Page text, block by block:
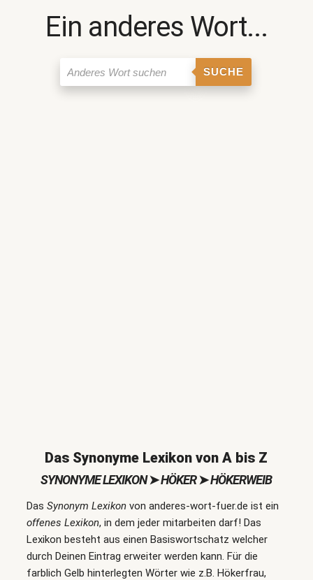
Ein anderes Wort...
SUCHE
Das Synonyme Lexikon von A bis Z
SYNONYME LEXIKON➤HÖKER➤HÖKERWEIB
Das Synonym Lexikonvon anderes-wort-fuer.de ist ein
offenes Lexikon, in dem jeder mitarbeiten darf! Das
Lexikon besteht aus einen Basiswortschatz welcher
durch Deinen Eintrag erweiter werden kann. Für die
farblich Gelb hinterlegten Wörter wie z.B. Hökerfrau,